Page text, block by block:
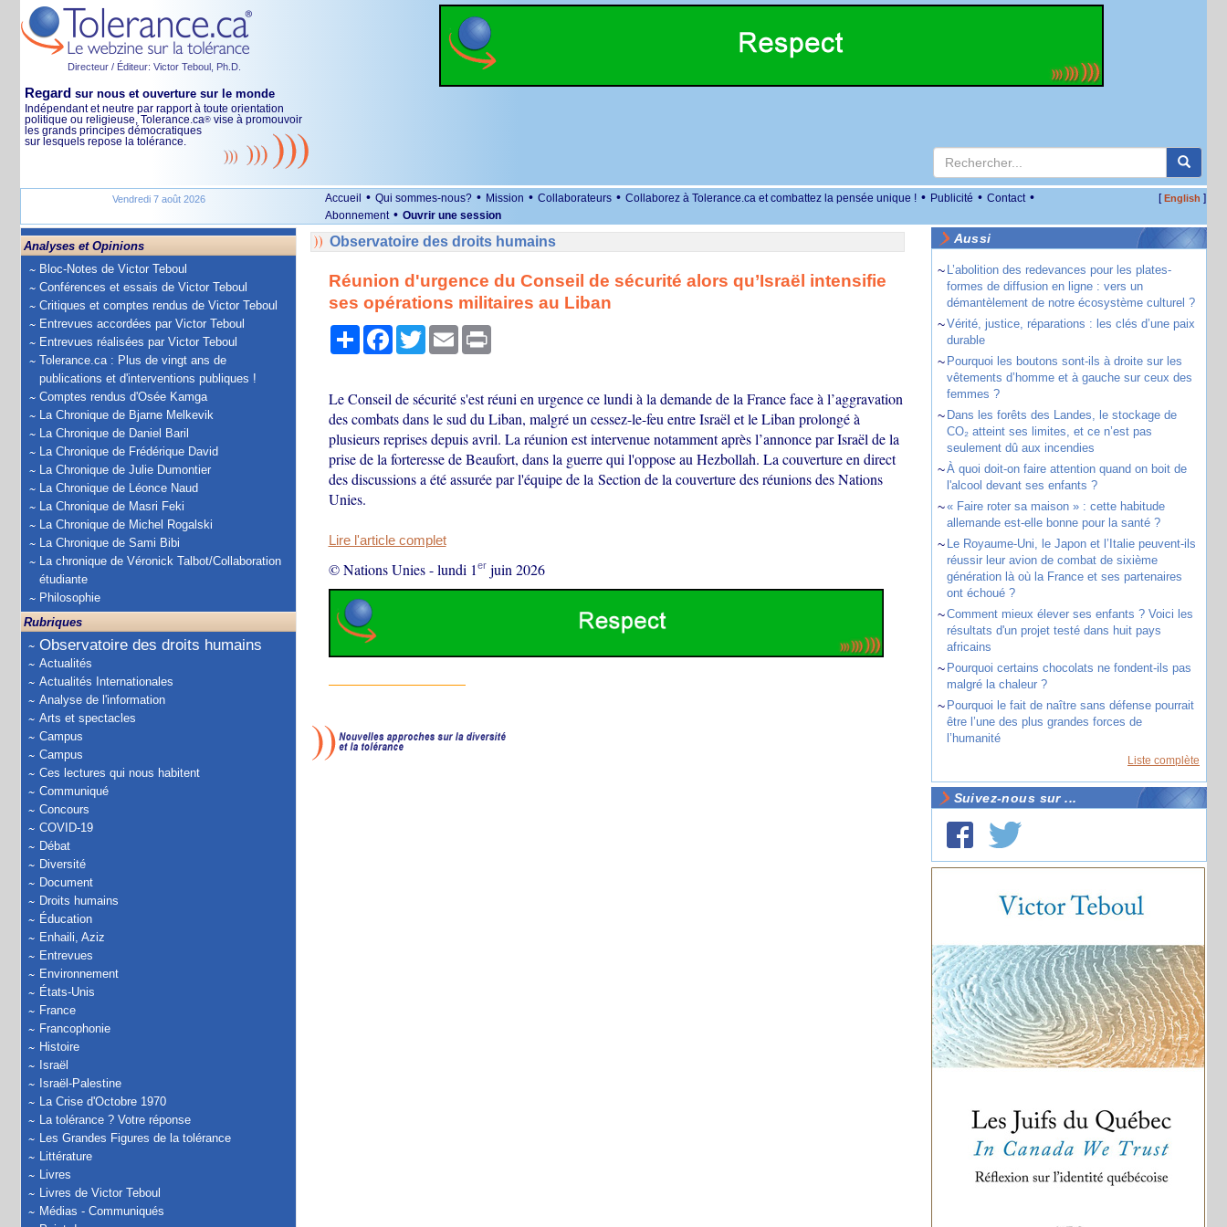
Directeur / Éditeur: Victor Teboul, Ph.D.
Regard sur nous et ouverture sur le monde
Indépendant et neutre par rapport à toute orientation
politique ou religieuse, Tolerance.ca® vise à promouvoir
les grands principes démocratiques
sur lesquels repose la tolérance.
Vendredi 7 août 2026 Accueil • Qui sommes-nous? • Mission • Collaborateurs • Collaborez à Tolerance.ca et combattez la pensée unique ! • Publicité • Contact •
Abonnement • Ouvrir une session
[English ]
Analyses et Opinions
Bloc-Notes de Victor Teboul
Conférences et essais de Victor Teboul
Critiques et comptes rendus de Victor Teboul
Entrevues accordées par Victor Teboul
Entrevues réalisées par Victor Teboul
Tolerance.ca : Plus de vingt ans de
publications et d'interventions publiques !
Comptes rendus d'Osée Kamga
La Chronique de Bjarne Melkevik
La Chronique de Daniel Baril
La Chronique de Frédérique David
La Chronique de Julie Dumontier
La Chronique de Léonce Naud
La Chronique de Masri Feki
La Chronique de Michel Rogalski
La Chronique de Sami Bibi
La chronique de Véronick Talbot/Collaboration
étudiante
Philosophie
Rubriques
Observatoire des droits humains
Actualités
Actualités Internationales
Analyse de l'information
Arts et spectacles
Campus
Campus
Ces lectures qui nous habitent
Communiqué
Concours
COVID-19
Débat
Diversité
Document
Droits humains
Éducation
Enhaili, Aziz
Entrevues
Environnement
États-Unis
France
Francophonie
Histoire
Israël
Israël-Palestine
La Crise d'Octobre 1970
La tolérance ? Votre réponse
Les Grandes Figures de la tolérance
Littérature
Livres
Livres de Victor Teboul
Médias - Communiqués
Observatoire des droits humains
Réunion d'urgence du Conseil de sécurité alors qu’Israël intensifie
ses opérations militaires au Liban
PartagerFacebook
TwitterEmail Print
Le Conseil de sécurité s'est réuni en urgence ce lundi à la demande de la France face à l’aggravation
des combats dans le sud du Liban, malgré un cessez-le-feu entre Israël et le Liban prolongé à
plusieurs reprises depuis avril. La réunion est intervenue notamment après l’annonce par Israël de la
prise de la forteresse de Beaufort, dans la guerre qui l'oppose au Hezbollah. La couverture en direct
des discussions a été assurée par l'équipe de la Section de la couverture des réunions des Nations
Unies.
Lire l'article complet
© Nations Unies-lundi 1 erjuin 2026
Aussi
~ L’abolition des redevances pour les plates-
formes de diffusion en ligne : vers un
démantèlement de notre écosystème culturel ?
~Vérité, justice, réparations : les clés d’une paix
durable
~ Pourquoi les boutons sont-ils à droite sur les
vêtements d’homme et à gauche sur ceux des
femmes ?
~ Dans les forêts des Landes, le stockage de
CO₂ atteint ses limites, et ce n’est pas
seulement dû aux incendies
~À quoi doit-on faire attention quand on boit de
l'alcool devant ses enfants ?
~« Faire roter sa maison » : cette habitude
allemande est-elle bonne pour la santé ?
~ Le Royaume-Uni, le Japon et l’Italie peuvent-ils
réussir leur avion de combat de sixième
génération là où la France et ses partenaires
ont échoué ?
~Comment mieux élever ses enfants ? Voici les
résultats d'un projet testé dans huit pays
africains
~ Pourquoi certains chocolats ne fondent-ils pas
malgré la chaleur ?
~ Pourquoi le fait de naître sans défense pourrait
être l’une des plus grandes forces de
l’humanité
Liste complète
Suivez-nous sur ...